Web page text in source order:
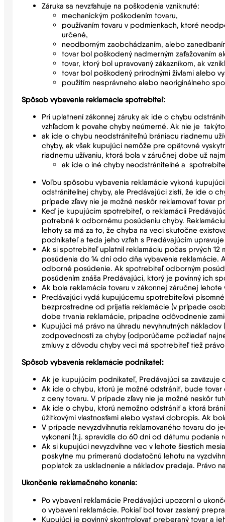
Záruka sa nevzťahuje na poškodenia vzniknuté:
mechanickým poškodením tovaru,
používaním tovaru v podmienkach, ktoré
určené,
neodborným zaobchádzaním, alebo
tovar bol poškodený nadmerným zaťažovaním
tovar, ktorý bol upravovaný zákazníkom, ak
tovar bol poškodený prírodnými živlami alebo
použitím nesprávneho alebo neoriginálneho
Spôsob vybavenia reklamácie spotrebiteľ:
Pri uplatnení zákonnej záruky ak ide o chybu
vzhľadom k povahe chyby neúmerné. Ak nie je
ak ide o chybu neodstrániteľnú brániacu riadnemu
chyby, ak však kupujúci nemôže pre opätovné
riadnemu užívaniu, ktorá bola v záručnej dobe už
ak ide o iné chyby neodstrániteľné a
Voľbu spôsobu vybavenia reklamácie vykoná
odstrániteľnej chyby, ale Predávajúci zistí, že ide o
prípade zľavy nie je možné neskôr reklamovať tovar
Keď je kupujúcim spotrebiteľ, o reklamácii
potrebná k odbornému posúdeniu chyby.
lehoty sa má za to, že chyba na veci skutočne
podnikateľ a teda jeho vzťah s Predávajúcim
Ak si spotrebiteľ uplatnil reklamáciu počas prvých
posúdenia do 14 dní odo dňa vybavenia reklamácie.
odborné posúdenie. Ak spotrebiteľ odborným
posúdením znáša Predávajúci, ktorý je povinný ich
Ak bola reklamácia tovaru v zákonnej záručnej
Predávajúci vydá kupujúcemu spotrebiteľovi
bezprostredne od prijatia reklamácie (v prípade
dobe trvania reklamácie, prípadne odôvodnenie
Kupujúci má právo na úhradu nevyhnutných
zodpovednosti za chyby (odporúčame požiadať
zmluvy z dôvodu chyby veci má spotrebiteľ tiež
Spôsob vybavenia reklamácie podnikateľ:
Ak je kupujúcim podnikateľ, Predávajúci sa
Ak ide o chybu, ktorú je možné odstrániť, bude tovar
z ceny tovaru. V prípade zľavy nie je možné neskôr
Ak ide o chybu, ktorú nemožno odstrániť a ktorá
úžitkovými vlastnosťami alebo vystaví dobropis. Ak
V prípade nevyzdvihnutia reklamovaného tovaru do
vykonaní (t.j. spravidla do 60 dní od dátumu podania
Ak si kupujúci nevyzdvihne vec v lehote šiestich
poskytne mu primeranú dodatočnú lehotu na
poplatok za uskladnenie a nákladov predaja. Právo
Ukončenie reklamačného konania:
Po vybavení reklamácie Predávajúci upozorní o
o vybavení reklamácie. Pokiaľ bol tovar zaslaný
Kupujúci je povinný skontrolovať preberaný tovar a